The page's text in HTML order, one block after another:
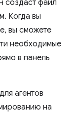
создаст файл
Когда вы
вы сможете
необходимые
в панель
агентов
на